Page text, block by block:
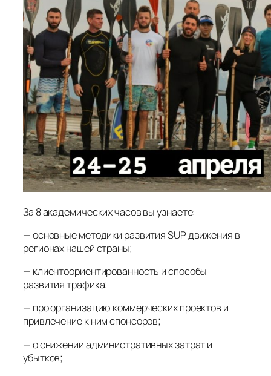
За 8 академических часов вы узнаете:
— основные методики развития SUP движения в
регионах нашей страны;
— клиентоориентированность и способы
развития трафика;
— про организацию коммерческих проектов и
привлечение к ним спонсоров;
— о снижении административных затрат и
убытков;